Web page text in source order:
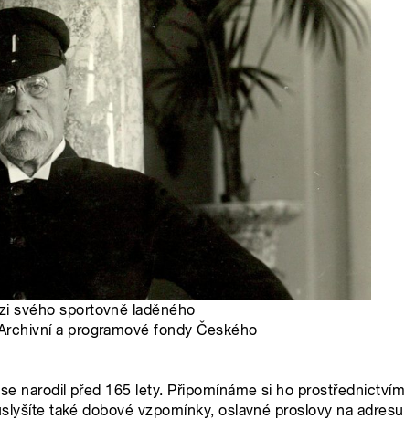
svého sportovně laděného
a programové fondy Českého
narodil před 165 lety. Připomínáme si ho prostřednictvím
také dobové vzpomínky, oslavné proslovy na adresu